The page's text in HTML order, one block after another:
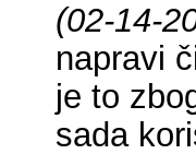
(02-14-
napravi
je to
sada